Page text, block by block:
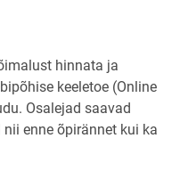
hinnata ja
keeletoe (Online
Osalejad saavad
enne õpirännet kui ka